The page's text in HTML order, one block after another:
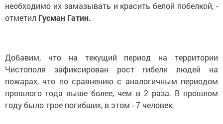
необходимо их замазывать и красить белой побелкой, -
отметил Гусман Гатин.
Добавим, что на текущий период на территории
Чистополя зафиксирован рост гибели людей на
пожарах, что по сравнению с аналогичным периодом
прошлого года выше более, чем в 2 раза. В прошлом
году было трое погибших, в этом - 7 человек.